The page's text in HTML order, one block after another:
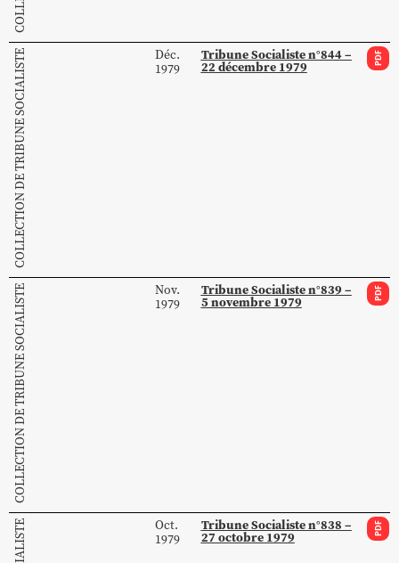
COLLECTION DE TRIBUNE SOCIALISTE
Déc.
1979
Tribune Socialiste n°844 –
22 décembre 1979 PDF
COLLECTION DE TRIBUNE SOCIALISTE
Nov.
1979
Tribune Socialiste n°839 –
5 novembre 1979 PDF
Oct.
1979
Tribune Socialiste n°838 –
27 octobre 1979 PDF